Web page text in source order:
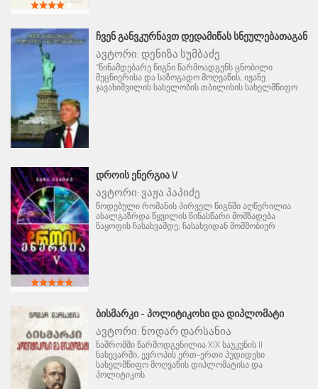
ᲩᲕᲔᲜ ᲒᲐᲜᲕᲙᲣᲠᲜᲐᲕᲗ ᲓᲔᲓᲐᲛᲘᲬᲐᲡ ᲡᲜᲔᲣᲚᲔᲑᲐᲗᲐᲒᲐᲜ
ავტორი: დენიზა სუმბაძე
"წინამდებარე წიგნი წარმოადგენს ცნობილი
მეცნიერისა და საზოგადო მოღვაწის, ივანე
ჯავახიშვილის სახელობის თბილისის სახელმწიფო
ᲓᲠᲝᲘᲡ ᲔᲜᲔᲠᲒᲘᲐ V
ავტორი: ვაჟა პაპიძე
წოდებული რომანის პირველ წიგნში აღწერილია
ახალგაზრდა წყვილის წინასწარი მომზადება
ნაყოფის ჩასახვამდე; ჩასახვიდან მომშობიერ
ᲑᲘᲡᲛᲐᲠᲙᲘ - ᲞᲝᲚᲘᲢᲘᲙᲝᲡᲘ ᲓᲐ ᲓᲘᲞᲚᲝᲛᲐᲢᲘ
ავტორი: ნოდარ დარსანია
ნაშრომში წარმოდგენილია XIX საუკუნის II
ნახევარში, ევროპის ერთ-ერთი პუდიდესი
სახელმწიფო მოღვაწის დიპლომატისა და
პოლიტიკოს